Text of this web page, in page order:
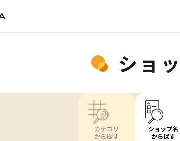
ショ
カテゴリ
から探す
ショップ名
から探す